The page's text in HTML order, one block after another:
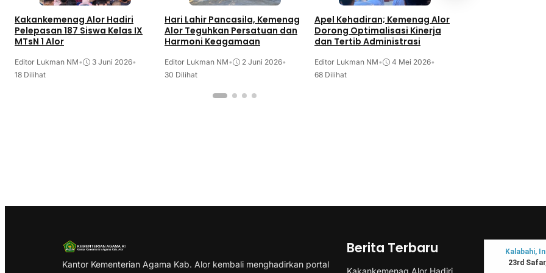
Kakankemenag Alor Hadiri
Pelepasan 187 Siswa Kelas IX
MTsN 1 Alor
Editor Lukman NM• 3 Juni 2026•
18 Dilihat
Hari Lahir Pancasila, Kemenag
Alor Teguhkan Persatuan dan
Harmoni Keagamaan
Editor Lukman NM• 2 Juni 2026•
30 Dilihat
Apel Kehadiran; Kemenag Alor
Dorong Optimalisasi Kinerja
dan Tertib Administrasi
Editor Lukman NM• 4 Mei 2026•
68 Dilihat
Kantor Kementerian Agama Kab. Alor kembali menghadirkan portal
Berita Terbaru
Kakankemenag Alor Hadiri